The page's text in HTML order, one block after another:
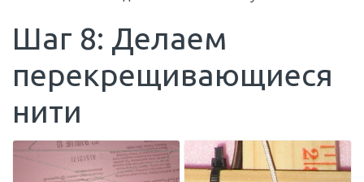
Шаг 8: Делаем
перекрещивающиеся
нити